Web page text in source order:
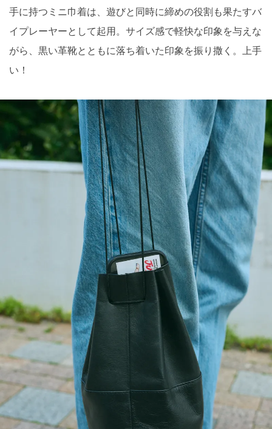
手に持つミニ巾着は、遊びと同時に締めの役割も果たすバ
イプレーヤーとして起用。サイズ感で軽快な印象を与えな
がら、黒い革靴とともに落ち着いた印象を振り撒く。上手
い！